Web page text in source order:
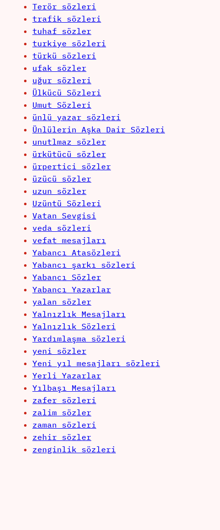
Terör sözleri
trafik sözleri
tuhaf sözler
turkiye sözleri
türkü sözleri
ufak sözler
uğur sözleri
Ülkücü Sözleri
Umut Sözleri
ünlü yazar sözleri
Ünlülerin Aşka Dair Sözleri
unutlmaz sözler
ürkütücü sözler
ürpertici sözler
üzücü sözler
uzun sözler
Uzüntü Sözleri
Vatan Sevgisi
veda sözleri
vefat mesajları
Yabancı Atasözleri
Yabancı şarkı sözleri
Yabancı Sözler
Yabancı Yazarlar
yalan sözler
Yalnızlık Mesajları
Yalnızlık Sözleri
Yardımlaşma sözleri
yeni sözler
Yeni yıl mesajları sözleri
Yerli Yazarlar
Yılbaşı Mesajları
zafer sözleri
zalim sözler
zaman sözleri
zehir sözler
zenginlik sözleri